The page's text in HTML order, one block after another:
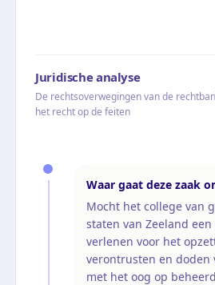
Juridische analyse
De rechtsoverwegingen van de
het recht op de feiten
Waar gaat deze zaak
Mocht het college van
staten van Zeeland
verlenen voor het
verontrusten en doden
met het oog op